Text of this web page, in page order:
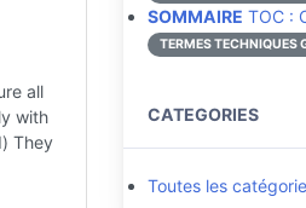
all
with
They
SOMMAIRE TOC :
TERMES TECHNIQUES
CATEGORIES
Toutes les